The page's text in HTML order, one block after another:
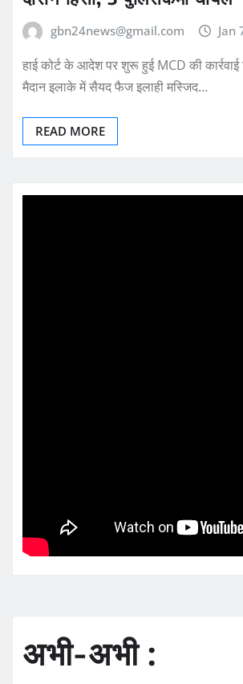
gbn24news@gmail.com Jan
हाई कोर्ट के आदेश पर शुरू हुई MCD की कार्रवाई
मैदान इलाके में सैयद फैज इलाही मस्जिद…
READ MORE
अभी-अभी :